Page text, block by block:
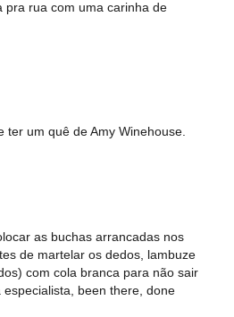
pra rua com uma carinha de
ter um quê de Amy Winehouse.
as buchas arrancadas nos
de martelar os dedos, lambuze
com cola branca para não sair
been there, done